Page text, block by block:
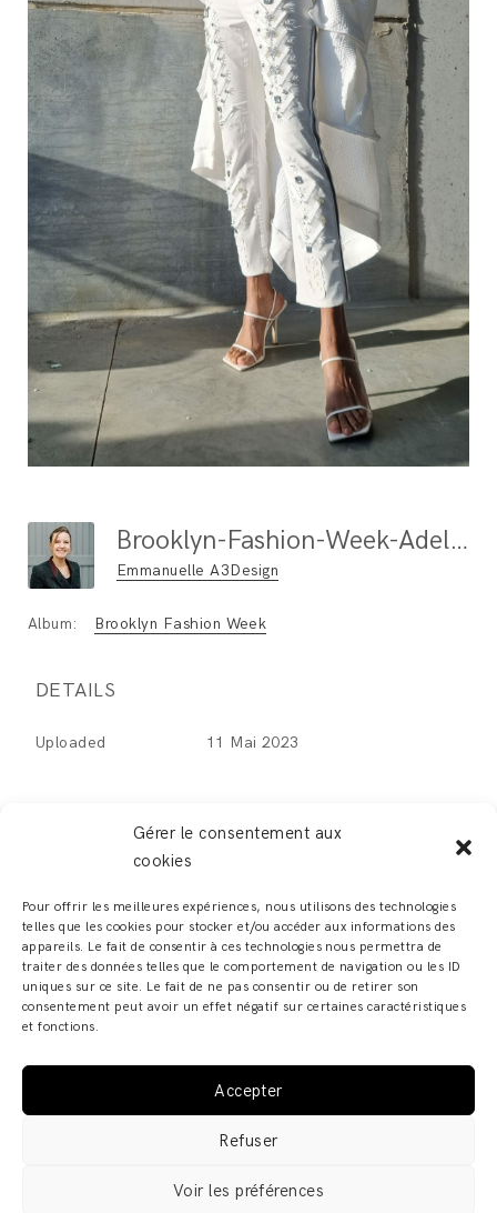
Gérer le consentement aux
cookies
Pour offrir les meilleures expériences, nous utilisons des technologies
telles que les cookies pour stocker et/ou accéder aux informations des
appareils. Le fait de consentir à ces technologies nous permettra de
traiter des données telles que le comportement de navigation ou les ID
uniques sur ce site. Le fait de ne pas consentir ou de retirer son
consentement peut avoir un effet négatif sur certaines caractéristiques
et fonctions.
Accepter
Refuser
Voir les préférences
Brooklyn-Fashion-Week-Adeline Ziliox (10)
Emmanuelle A3Design
Album: Brooklyn Fashion Week
DETAILS
Uploaded 11 Mai 2023
LEAVE A REPLY
Vous devezvous connecterpour publier un
commentaire.
ADELINE ZILIOX - SHOWROOM & ATELIER – 6, RUE DES
© 2019 · ADELINE ZILIOX · MENTIONS LÉGALES /